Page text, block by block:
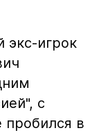
экс-игрок
с
в